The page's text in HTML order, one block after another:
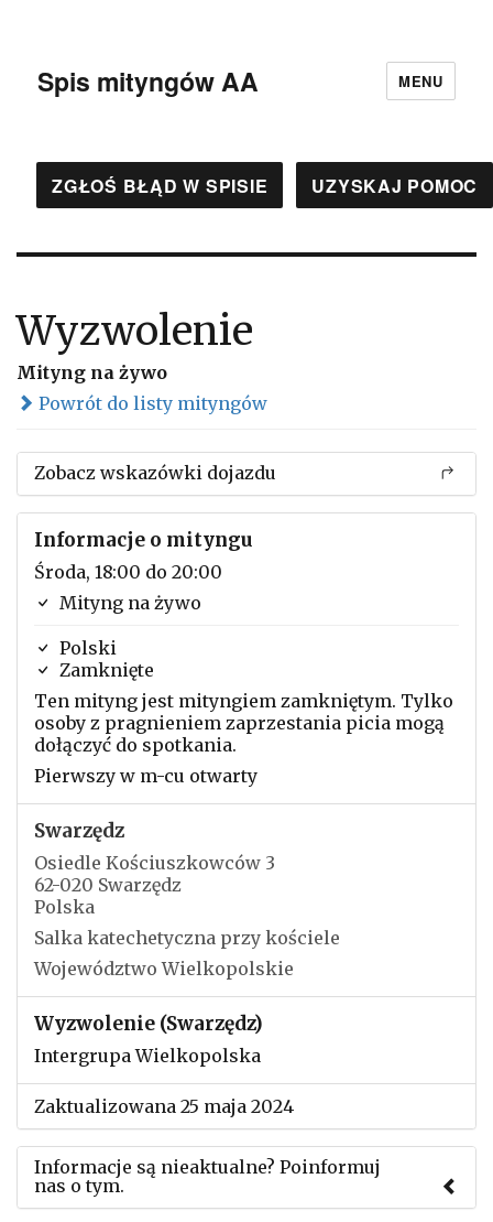
Spis mityngów AA MENU
ZGŁOŚ BŁĄD W SPISIE UZYSKAJ POMOC
Wyzwolenie
Mityng na żywo
Powrót do listy mityngów
Zobacz wskazówki dojazdu
Informacje o mityngu
Środa, 18:00 do 20:00
Mityng na żywo
Polski
Zamknięte
Ten mityng jest mityngiem zamkniętym. Tylko
osoby z pragnieniem zaprzestania picia mogą
dołączyć do spotkania.
Pierwszy w m-cu otwarty
Swarzędz
Osiedle Kościuszkowców 3
62-020 Swarzędz
Polska
Salka katechetyczna przy kościele
Województwo Wielkopolskie
Wyzwolenie (Swarzędz)
Intergrupa Wielkopolska
Zaktualizowana 25 maja 2024
Informacje są nieaktualne? Poinformuj
nas o tym.